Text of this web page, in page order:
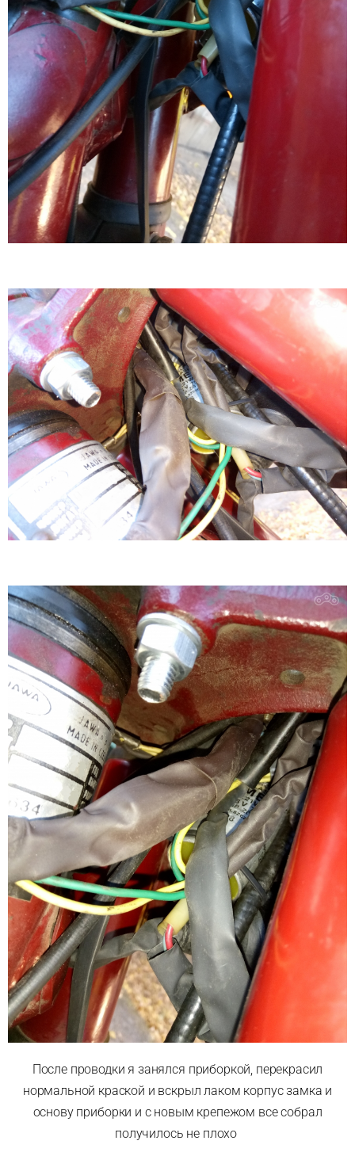
После проводки я занялся приборкой, перекрасил
нормальной краской и вскрыл лаком корпус замка и
основу приборки и с новым крепежом все собрал
получилось не плохо